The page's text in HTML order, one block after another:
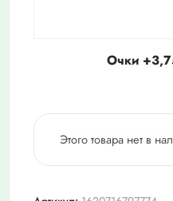
Очки
Этого товара нет в